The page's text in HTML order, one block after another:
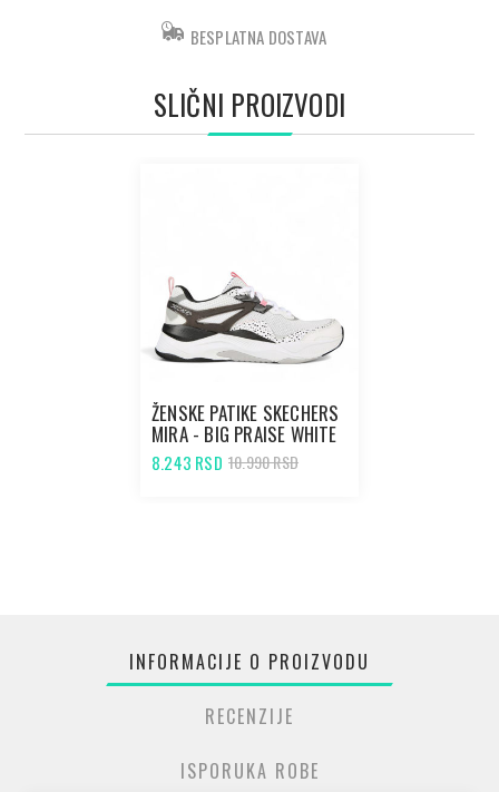
BESPLATNA DOSTAVA
SLIČNI PROIZVODI
ŽENSKE PATIKE SKECHERS
MIRA - BIG PRAISE WHITE
8.243 RSD 10.990 RSD
INFORMACIJE O PROIZVODU
RECENZIJE
ISPORUKA ROBE